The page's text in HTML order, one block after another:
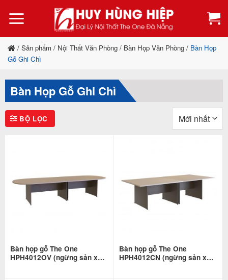
qua
dung
/ Sản phẩm / Nội Thất Văn Phòng / Bàn Họp Văn Phòng / Bàn Họp
Gỗ Ghi Chì
Bàn Họp Gỗ Ghi Chì
BỘ LỌC
Bàn họp gỗ The One
HPH4012OV (ngừng sản xuất
Bàn họp gỗ The One
HPH4012CN (ngừng sản xuất